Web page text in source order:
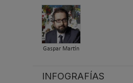
Gaspar Martín
INFOGRAFÍAS